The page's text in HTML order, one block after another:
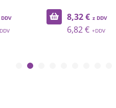
8,32 €
6,82 €